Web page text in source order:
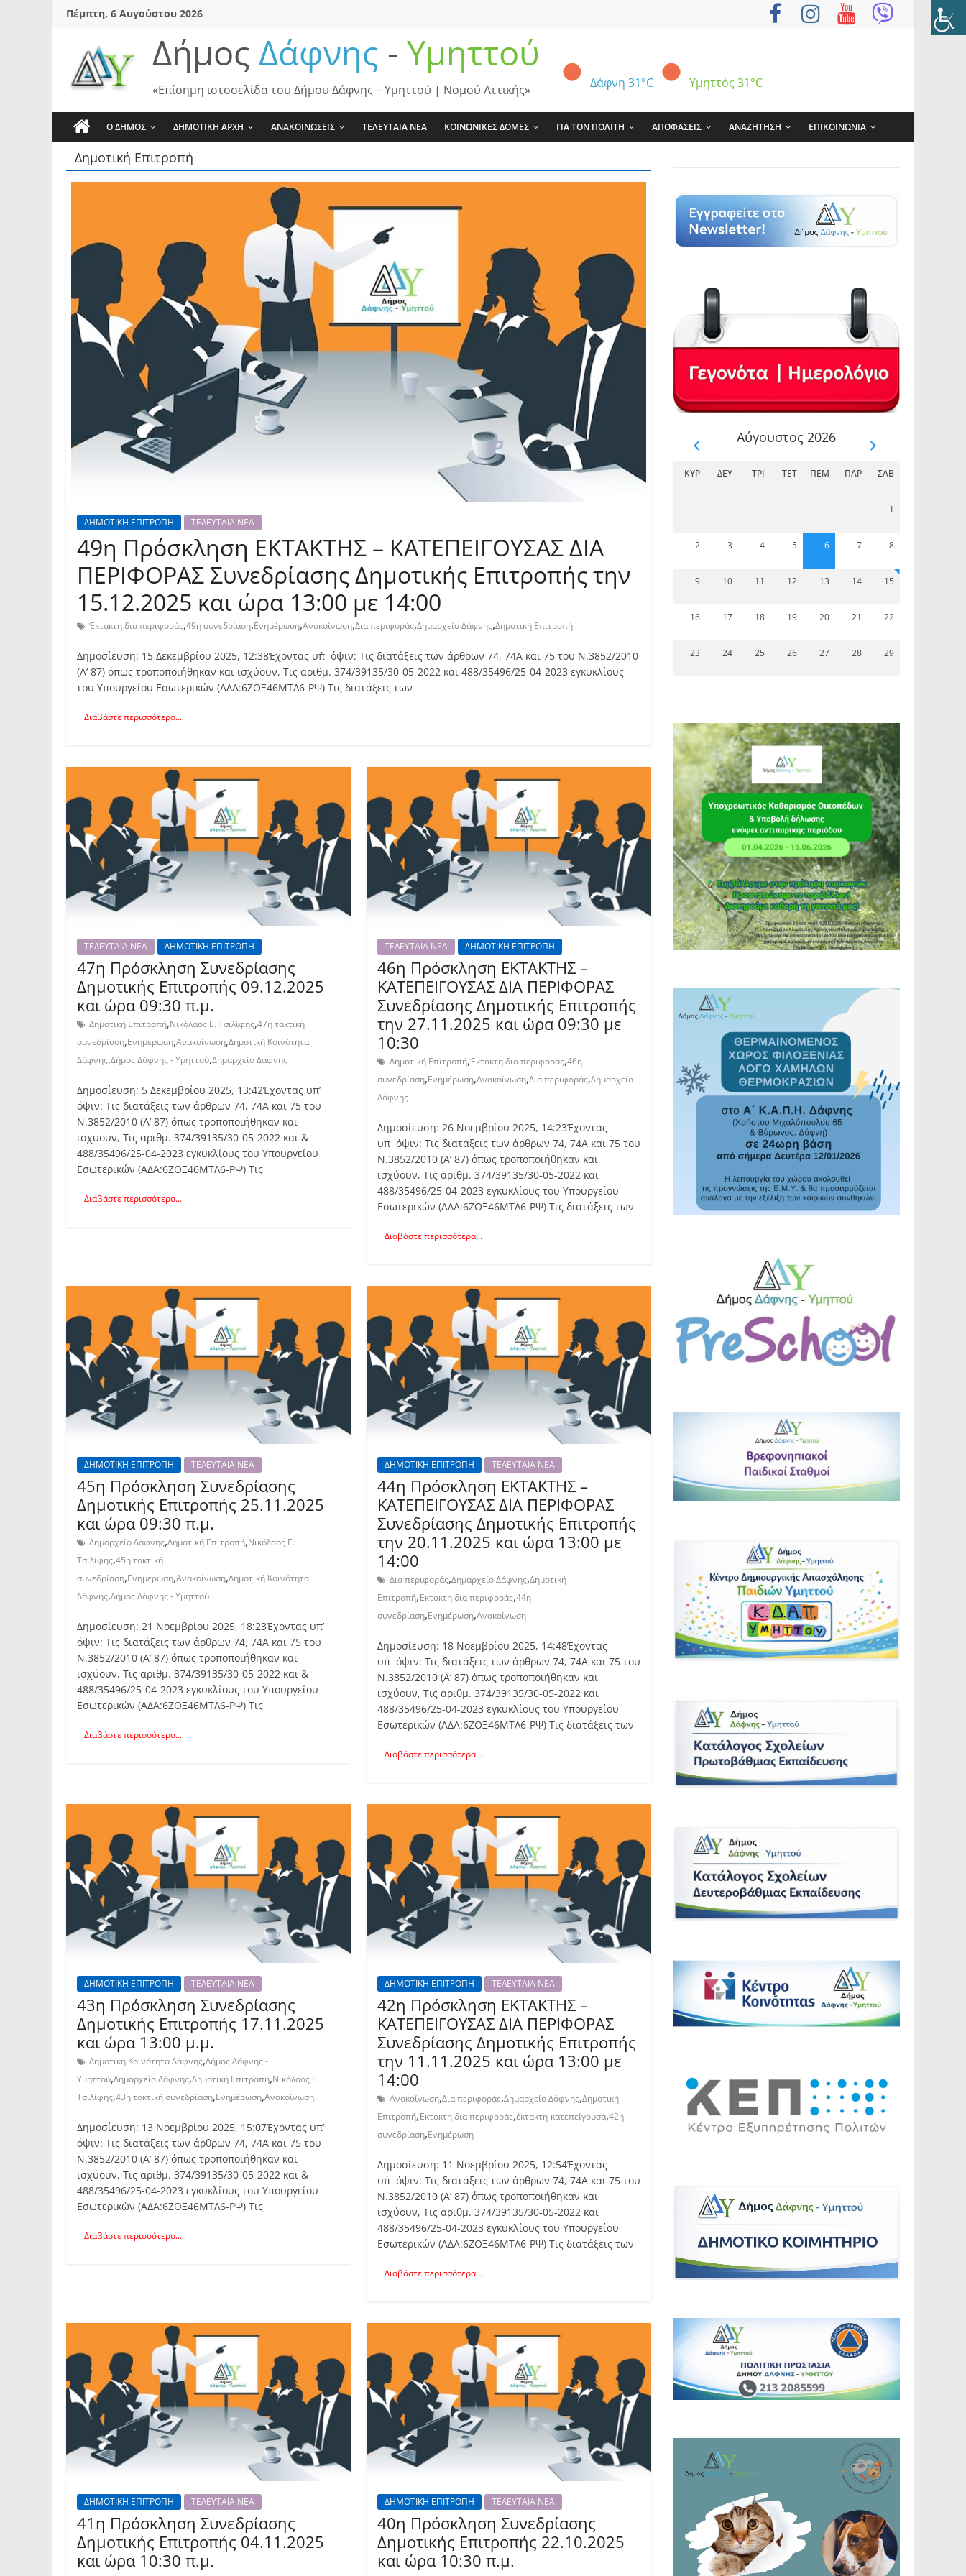
SkipΠέμπτη, 6 Αυγούστου 2026
Δήμος Δάφνης - Υμηττού
Δάφνη 31°C Υμηττός 31°C
«Επίσημη ιστοσελίδα του Δήμου Δάφνης – Υμηττού | Νομού Αττικής»
Ο ΔΗΜΟΣ ΔΗΜΟΤΙΚΗ ΑΡΧΗ ΑΝΑΚΟΙΝΩΣΕΙΣ ΤΕΛΕΥΤΑΙΑ ΝΕΑ ΚΟΙΝΩΝΙΚΕΣ ΔΟΜΕΣ ΓΙΑ ΤΟΝ ΠΟΛΙΤΗ ΑΠΟΦΑΣΕΙΣ ΑΝΑΖΗΤΗΣΗ ΕΠΙΚΟΙΝΩΝΙΑ
Δημοτική Επιτροπή
ΔΗΜΟΤΙΚΗ ΕΠΙΤΡΟΠΗ ΤΕΛΕΥΤΑΙΑ ΝΕΑ
49η Πρόσκληση ΕΚΤΑΚΤΗΣ – ΚΑΤΕΠΕΙΓΟΥΣΑΣ ΔΙΑ
ΠΕΡΙΦΟΡΑΣ Συνεδρίασης Δημοτικής Επιτροπής την
15.12.2025 και ώρα 13:00 με 14:00
Έκτακτη δια περιφοράς,49η συνεδρίαση,Ενημέρωση,Ανακοίνωση,Δια περιφοράς,Δημαρχείο Δάφνης,Δημοτική Επιτροπή
Δημοσίευση: 15 Δεκεμβρίου 2025, 12:38Έχοντας υπ΄όψιν: Τις διατάξεις των άρθρων 74, 74Α και 75 του Ν.3852/2010
(Α’ 87) όπως τροποποιήθηκαν και ισχύουν, Τις αριθμ. 374/39135/30-05-2022 και 488/35496/25-04-2023 εγκυκλίους
του Υπουργείου Εσωτερικών (ΑΔΑ:6ΖΟΞ46ΜΤΛ6-ΡΨ) Τις διατάξεις των
Διαβάστε περισσότερα...
ΤΕΛΕΥΤΑΙΑ ΝΕΑ ΔΗΜΟΤΙΚΗ ΕΠΙΤΡΟΠΗ
47η Πρόσκληση Συνεδρίασης
Δημοτικής Επιτροπής 09.12.2025
και ώρα 09:30 π.μ.
Δημοτική Επιτροπή,Νικόλαος Ε. Τσιλίφης,47η τακτική
συνεδρίαση,Ενημέρωση,Ανακοίνωση,Δημοτική Κοινότητα
Δάφνης,Δήμος Δάφνης - Υμηττού,Δημαρχείο Δάφνης
Δημοσίευση: 5 Δεκεμβρίου 2025, 13:42Έχοντας υπ’
όψιν: Τις διατάξεις των άρθρων 74, 74Α και 75 του
Ν.3852/2010 (Α’ 87) όπως τροποποιήθηκαν και
ισχύουν, Τις αριθμ. 374/39135/30-05-2022 και &
488/35496/25-04-2023 εγκυκλίους του Υπουργείου
Εσωτερικών (ΑΔΑ:6ΖΟΞ46ΜΤΛ6-ΡΨ) Τις
Διαβάστε περισσότερα...
ΤΕΛΕΥΤΑΙΑ ΝΕΑ ΔΗΜΟΤΙΚΗ ΕΠΙΤΡΟΠΗ
46η Πρόσκληση ΕΚΤΑΚΤΗΣ –
ΚΑΤΕΠΕΙΓΟΥΣΑΣ ΔΙΑ ΠΕΡΙΦΟΡΑΣ
Συνεδρίασης Δημοτικής Επιτροπής
την 27.11.2025 και ώρα 09:30 με
10:30
Δημοτική Επιτροπή,Έκτακτη δια περιφοράς,46η
συνεδρίαση,Ενημέρωση,Ανακοίνωση,Δια περιφοράς,Δημαρχείο
Δάφνης
Δημοσίευση: 26 Νοεμβρίου 2025, 14:23Έχοντας
υπ΄όψιν: Τις διατάξεις των άρθρων 74, 74Α και 75 του
Ν.3852/2010 (Α’ 87) όπως τροποποιήθηκαν και
ισχύουν, Τις αριθμ. 374/39135/30-05-2022 και
488/35496/25-04-2023 εγκυκλίους του Υπουργείου
Εσωτερικών (ΑΔΑ:6ΖΟΞ46ΜΤΛ6-ΡΨ) Τις διατάξεις των
Διαβάστε περισσότερα...
ΔΗΜΟΤΙΚΗ ΕΠΙΤΡΟΠΗ ΤΕΛΕΥΤΑΙΑ ΝΕΑ
45η Πρόσκληση Συνεδρίασης
Δημοτικής Επιτροπής 25.11.2025
και ώρα 09:30 π.μ.
Δημαρχείο Δάφνης,Δημοτική Επιτροπή,Νικόλαος Ε.
Τσιλίφης,45η τακτική
συνεδρίαση,Ενημέρωση,Ανακοίνωση,Δημοτική Κοινότητα
Δάφνης,Δήμος Δάφνης - Υμηττού
Δημοσίευση: 21 Νοεμβρίου 2025, 18:23Έχοντας υπ’
όψιν: Τις διατάξεις των άρθρων 74, 74Α και 75 του
Ν.3852/2010 (Α’ 87) όπως τροποποιήθηκαν και
ισχύουν, Τις αριθμ. 374/39135/30-05-2022 και &
488/35496/25-04-2023 εγκυκλίους του Υπουργείου
Εσωτερικών (ΑΔΑ:6ΖΟΞ46ΜΤΛ6-ΡΨ) Τις
Διαβάστε περισσότερα...
ΔΗΜΟΤΙΚΗ ΕΠΙΤΡΟΠΗ ΤΕΛΕΥΤΑΙΑ ΝΕΑ
44η Πρόσκληση ΕΚΤΑΚΤΗΣ –
ΚΑΤΕΠΕΙΓΟΥΣΑΣ ΔΙΑ ΠΕΡΙΦΟΡΑΣ
Συνεδρίασης Δημοτικής Επιτροπής
την 20.11.2025 και ώρα 13:00 με
14:00
Δια περιφοράς,Δημαρχείο Δάφνης,Δημοτική
Επιτροπή,Έκτακτη δια περιφοράς,44η
συνεδρίαση,Ενημέρωση,Ανακοίνωση
Δημοσίευση: 18 Νοεμβρίου 2025, 14:48Έχοντας
υπ΄όψιν: Τις διατάξεις των άρθρων 74, 74Α και 75 του
Ν.3852/2010 (Α’ 87) όπως τροποποιήθηκαν και
ισχύουν, Τις αριθμ. 374/39135/30-05-2022 και
488/35496/25-04-2023 εγκυκλίους του Υπουργείου
Εσωτερικών (ΑΔΑ:6ΖΟΞ46ΜΤΛ6-ΡΨ) Τις διατάξεις των
Διαβάστε περισσότερα...
ΔΗΜΟΤΙΚΗ ΕΠΙΤΡΟΠΗ ΤΕΛΕΥΤΑΙΑ ΝΕΑ
43η Πρόσκληση Συνεδρίασης
Δημοτικής Επιτροπής 17.11.2025
και ώρα 13:00 μ.μ.
Δημοτική Κοινότητα Δάφνης,Δήμος Δάφνης -
Υμηττού,Δημαρχείο Δάφνης,Δημοτική Επιτροπή,Νικόλαος Ε.
Τσιλίφης,43η τακτική συνεδρίαση,Ενημέρωση,Ανακοίνωση
Δημοσίευση: 13 Νοεμβρίου 2025, 15:07Έχοντας υπ’
όψιν: Τις διατάξεις των άρθρων 74, 74Α και 75 του
Ν.3852/2010 (Α’ 87) όπως τροποποιήθηκαν και
ισχύουν, Τις αριθμ. 374/39135/30-05-2022 και &
488/35496/25-04-2023 εγκυκλίους του Υπουργείου
Εσωτερικών (ΑΔΑ:6ΖΟΞ46ΜΤΛ6-ΡΨ) Τις
Διαβάστε περισσότερα...
ΔΗΜΟΤΙΚΗ ΕΠΙΤΡΟΠΗ ΤΕΛΕΥΤΑΙΑ ΝΕΑ
42η Πρόσκληση ΕΚΤΑΚΤΗΣ –
ΚΑΤΕΠΕΙΓΟΥΣΑΣ ΔΙΑ ΠΕΡΙΦΟΡΑΣ
Συνεδρίασης Δημοτικής Επιτροπής
την 11.11.2025 και ώρα 13:00 με
14:00
Ανακοίνωση,Δια περιφοράς,Δημαρχείο Δάφνης,Δημοτική
Επιτροπή,Έκτακτη δια περιφοράς,έκτακτη-κατεπείγουσα,42η
συνεδρίαση,Ενημέρωση
Δημοσίευση: 11 Νοεμβρίου 2025, 12:54Έχοντας
υπ΄όψιν: Τις διατάξεις των άρθρων 74, 74Α και 75 του
Ν.3852/2010 (Α’ 87) όπως τροποποιήθηκαν και
ισχύουν, Τις αριθμ. 374/39135/30-05-2022 και
488/35496/25-04-2023 εγκυκλίους του Υπουργείου
Εσωτερικών (ΑΔΑ:6ΖΟΞ46ΜΤΛ6-ΡΨ) Τις διατάξεις των
Διαβάστε περισσότερα...
ΔΗΜΟΤΙΚΗ ΕΠΙΤΡΟΠΗ ΤΕΛΕΥΤΑΙΑ ΝΕΑ
41η Πρόσκληση Συνεδρίασης
Δημοτικής Επιτροπής 04.11.2025
και ώρα 10:30 π.μ.
ΔΗΜΟΤΙΚΗ ΕΠΙΤΡΟΠΗ ΤΕΛΕΥΤΑΙΑ ΝΕΑ
40η Πρόσκληση Συνεδρίασης
Δημοτικής Επιτροπής 22.10.2025
και ώρα 10:30 π.μ.
Αύγουστος 2026
ΚΥΡ ΔΕΥ ΤΡΊ ΤΕΤ ΠΈΜ ΠΑΡ ΣΆΒ
1
2 3 4 5 6 7 8
9 10 11 12 13 14 15
16 17 18 19 20 21 22
23 24 25 26 27 28 29